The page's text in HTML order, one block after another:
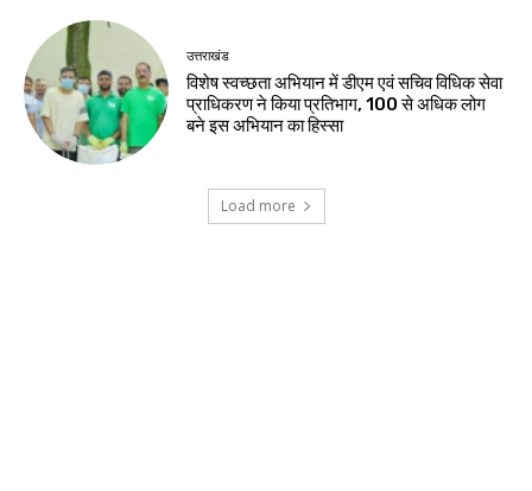
उत्तराखंड
विशेष स्वच्छता अभियान में डीएम एवं सचिव विधिक सेवा
प्राधिकरण ने किया प्रतिभाग, 100 से अधिक लोग
बने इस अभियान का हिस्सा
Load more